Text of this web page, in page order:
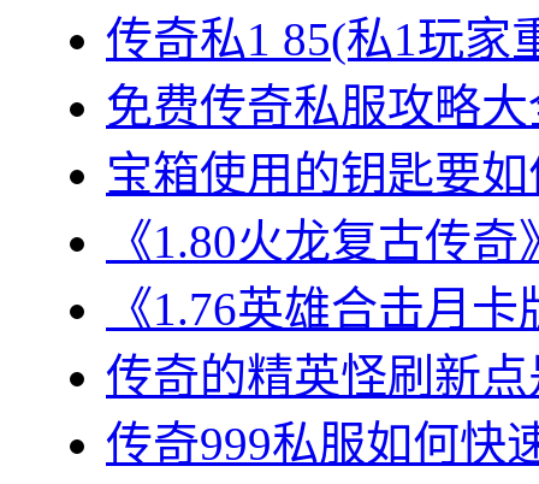
传奇私1 85(私1玩家
免费传奇私服攻略
宝箱使用的钥匙要
《1.80火龙复古传
《1.76英雄合击月
传奇的精英怪刷新
传奇999私服如何快